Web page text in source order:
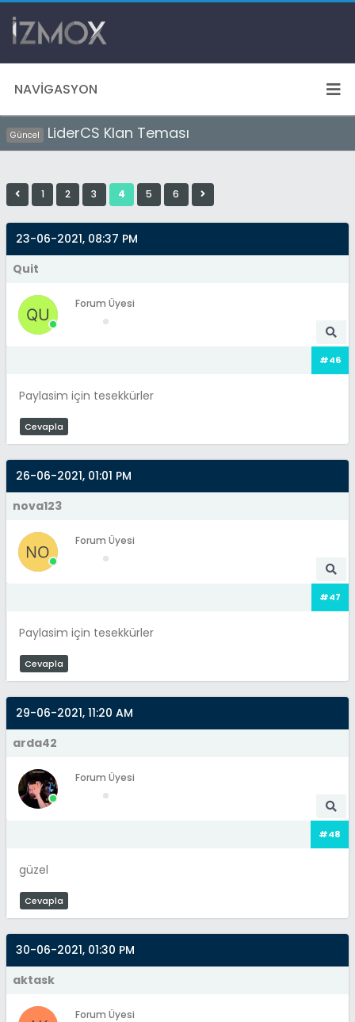
NAVIGASYON
Güncel LiderCS Klan Teması
1 2 3 4 5 6
23-06-2021, 08:37 PM
Quit
Forum Üyesi
#46
Paylasim için tesekkürler
Cevapla
26-06-2021, 01:01 PM
nova123
Forum Üyesi
#47
Paylasim için tesekkürler
Cevapla
29-06-2021, 11:20 AM
arda42
Forum Üyesi
#48
güzel
Cevapla
30-06-2021, 01:30 PM
aktask
Forum Üyesi